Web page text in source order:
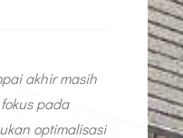
akhir masih
pada
optimalisasi
nec.